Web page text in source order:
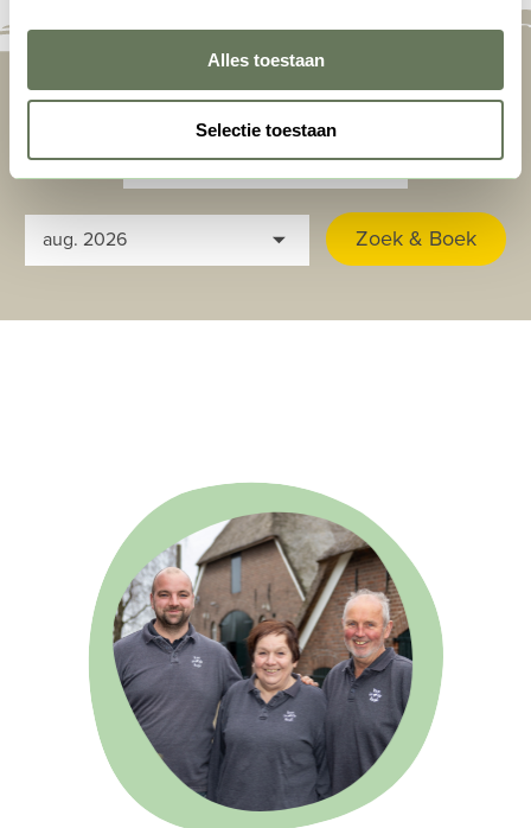
Alles toestaan
Selectie toestaan
Zoek & Boek